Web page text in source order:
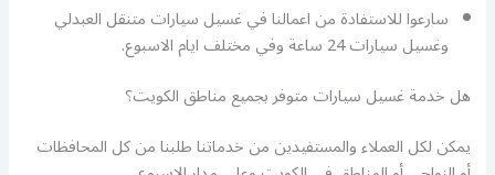
سارعوا للاستفادة من اعمالنا في غسيل سيارات متنقل العبدلي
وغسيل سيارات 24 ساعة وفي مختلف ايام الاسبوع.
هل خدمة غسيل سيارات متوفر بجميع مناطق الكويت؟
يمكن لكل العملاء والمستفيدين من خدماتنا طلبنا من كل المحافظات